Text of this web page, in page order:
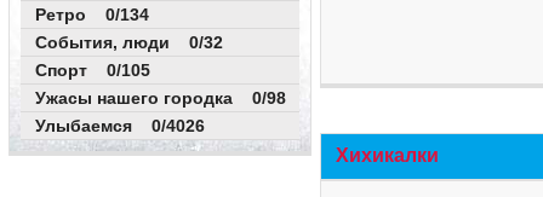
Ретро 0/134
События, люди 0/32
Спорт 0/105
Ужасы нашего городка 0/98
Улыбаемся 0/4026
Хихикалки